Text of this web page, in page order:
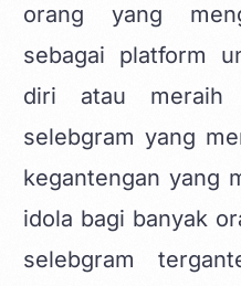
orang yang
sebagai platform
diri atau meraih
selebgram yang
kegantengan yang
idola bagi banyak
selebgram